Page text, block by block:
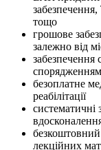
тощо
грошове
залежно від
забезпечення
спорядженням
безоплатне
реабілітації
систематичні
лекційних